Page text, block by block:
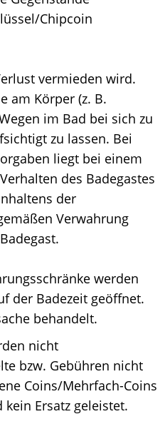
Chipcoin
vermieden wird.
am Körper (z. B.
im Bad bei sich zu
zu lassen. Bei
liegt bei einem
des Badegastes
der
Verwahrung
werden
der Badezeit geöffnet.
behandelt.
nicht
bzw. Gebühren nicht
Coins/Mehrfach-Coins
Ersatz geleistet.